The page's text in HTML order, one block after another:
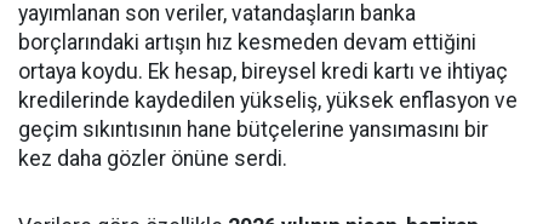
yayımlanan son veriler, vatandaşların banka
borçlarındaki artışın hız kesmeden devam ettiğini
ortaya koydu. Ek hesap, bireysel kredi kartı ve ihtiyaç
kredilerinde kaydedilen yükseliş, yüksek enflasyon ve
geçim sıkıntısının hane bütçelerine yansımasını bir
kez daha gözler önüne serdi.